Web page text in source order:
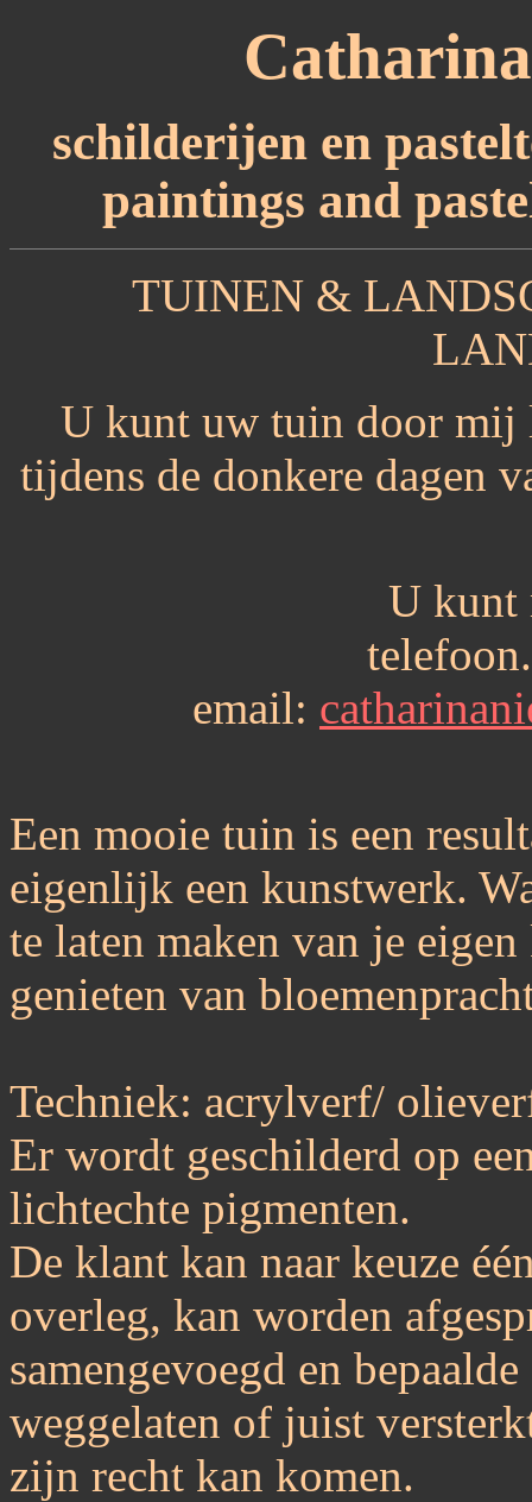
schilderijen en
paintings and
TUINEN &
U kunt uw tuin door mij
tijdens de donkere dagen
U kunt
email:
Een mooie tuin is een
eigenlijk een kunstwerk.
te laten maken van je
genieten van
Techniek: acrylverf/
Er wordt geschilderd op
lichtechte pigmenten.
De klant kan naar keuze
overleg, kan worden
samengevoegd en
weggelaten of juist
zijn recht kan komen.